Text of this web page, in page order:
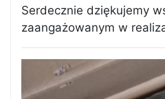
Serdecznie dziękujemy
zaangażowanym w